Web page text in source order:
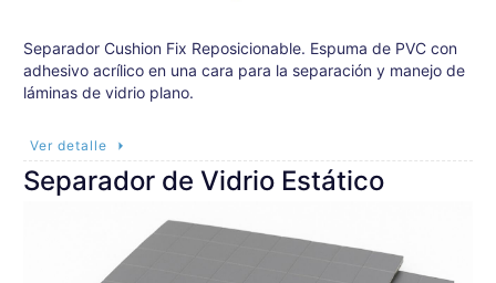
Separador Cushion Fix Reposicionable. Espuma de PVC con
adhesivo acrílico en una cara para la separación y manejo de
láminas de vidrio plano.
Ver detalle
Separador de Vidrio Estático